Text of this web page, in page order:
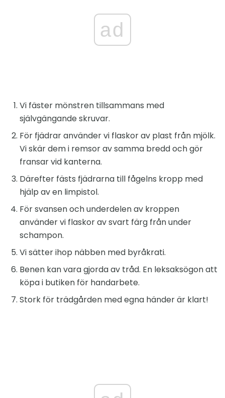
ad
Vi fäster mönstren tillsammans med
självgängande skruvar.
För fjädrar använder vi flaskor av plast från mjölk.
Vi skär dem i remsor av samma bredd och gör
fransar vid kanterna.
Därefter fästs fjädrarna till fågelns kropp med
hjälp av en limpistol.
För svansen och underdelen av kroppen
använder vi flaskor av svart färg från under
schampon.
Vi sätter ihop näbben med byråkrati.
Benen kan vara gjorda av tråd. En leksaksögon att
köpa i butiken för handarbete.
Stork för trädgården med egna händer är klart!